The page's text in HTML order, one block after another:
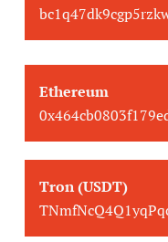
Ethereum
Tron (USDT)